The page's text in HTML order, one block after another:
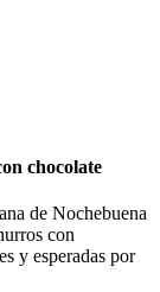
chocolate
de Nochebuena
con
y esperadas por